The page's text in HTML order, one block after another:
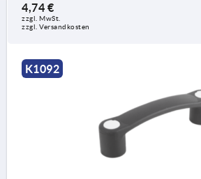
4,74 €
zzgl. MwSt.
zzgl. Versandkosten
K1092